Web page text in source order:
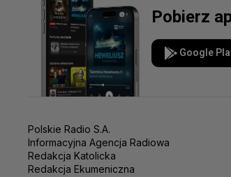
Pobierz
Google
Polskie Radio S.A.
Informacyjna Agencja Radiowa
Redakcja Katolicka
Redakcja Ekumeniczna